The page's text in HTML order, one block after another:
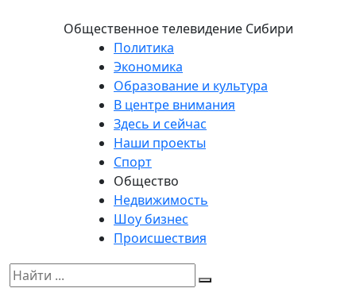
Общественное телевидение Сибири
Политика
Экономика
Образование и культура
В центре внимания
Здесь и сейчас
Наши проекты
Спорт
Общество
Недвижимость
Шоу бизнес
Происшествия